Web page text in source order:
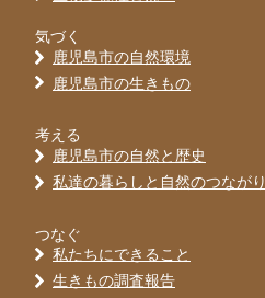
気づく
鹿児島市の自然環境
鹿児島市の生きもの
考える
鹿児島市の自然と歴史
私達の暮らしと自然のつながり
つなぐ
私たちにできること
生きもの調査報告